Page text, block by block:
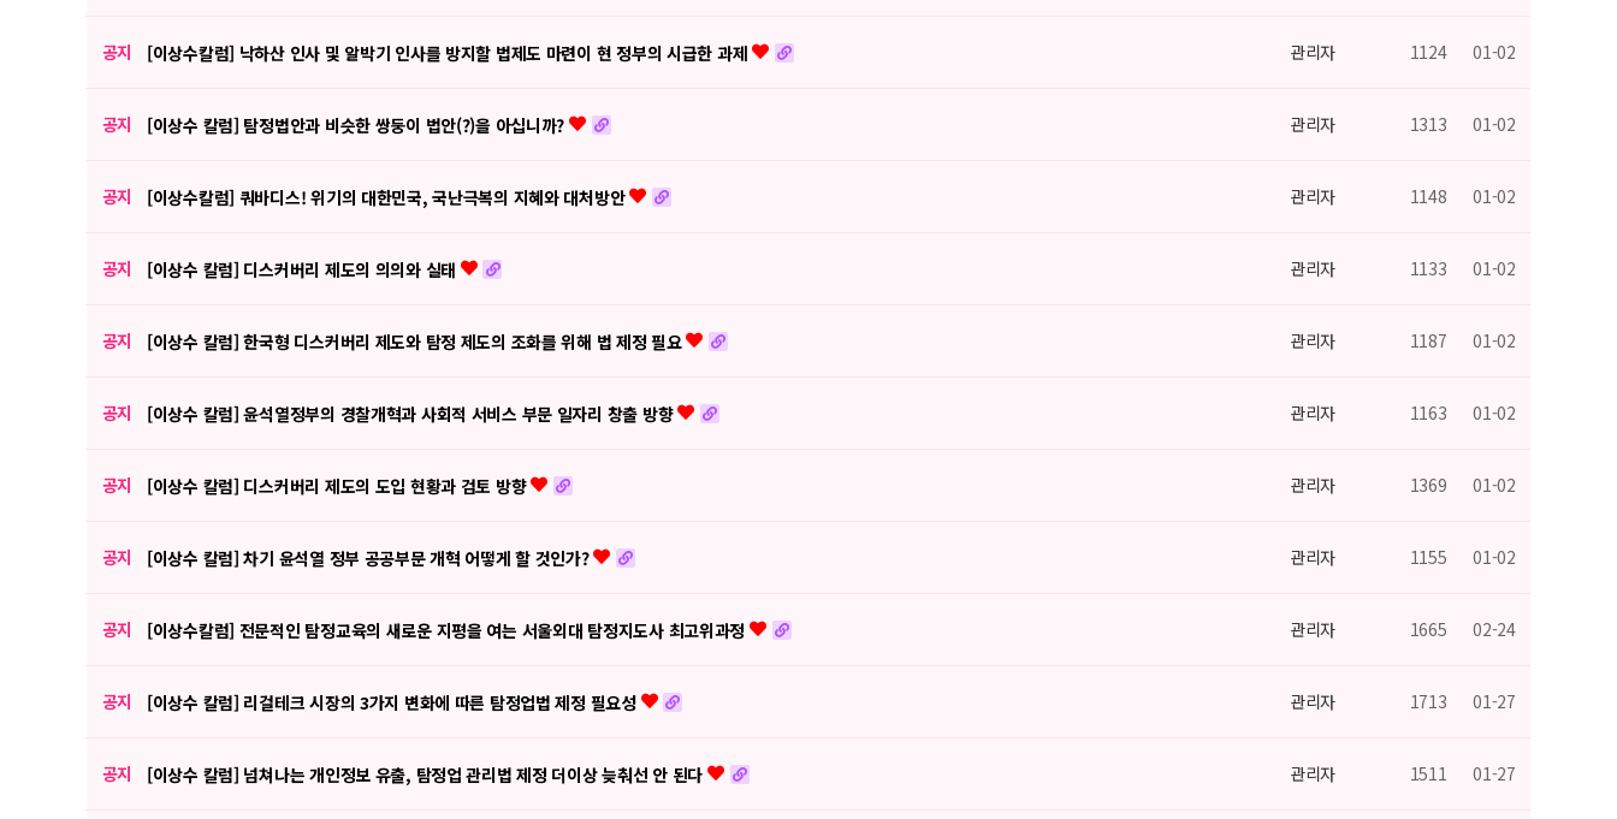
공지 [이상수칼럼] 낙하산 인사 및 알박기 인사를 방지할 법제도 마련이 현 정부의 시급한 과제 관리자 1124 01-02
공지 [이상수 칼럼] 탐정법안과 비슷한 쌍둥이 법안(?)을 아십니까? 관리자 1313 01-02
공지 [이상수칼럼] 쿼바디스! 위기의 대한민국, 국난극복의 지혜와 대처방안 관리자 1148 01-02
공지 [이상수 칼럼] 디스커버리 제도의 의의와 실태 관리자 1133 01-02
공지 [이상수 칼럼] 한국형 디스커버리 제도와 탐정 제도의 조화를 위해 법 제정 필요 관리자 1187 01-02
공지 [이상수 칼럼] 윤석열정부의 경찰개혁과 사회적 서비스 부문 일자리 창출 방향 관리자 1163 01-02
공지 [이상수 칼럼] 디스커버리 제도의 도입 현황과 검토 방향 관리자 1369 01-02
공지 [이상수 칼럼] 차기 윤석열 정부 공공부문 개혁 어떻게 할 것인가? 관리자 1155 01-02
공지 [이상수칼럼] 전문적인 탐정교육의 새로운 지평을 여는 서울외대 탐정지도사 최고위과정 관리자 1665 02-24
공지 [이상수 칼럼] 리걸테크 시장의 3가지 변화에 따른 탐정업법 제정 필요성 관리자 1713 01-27
공지 [이상수 칼럼] 넘쳐나는 개인정보 유출, 탐정업 관리법 제정 더이상 늦춰선 안 된다 관리자 1511 01-27